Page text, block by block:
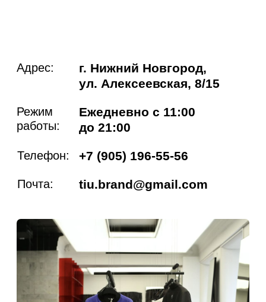
Согласие на обработку персональных
данных
Политика конфиденциальности